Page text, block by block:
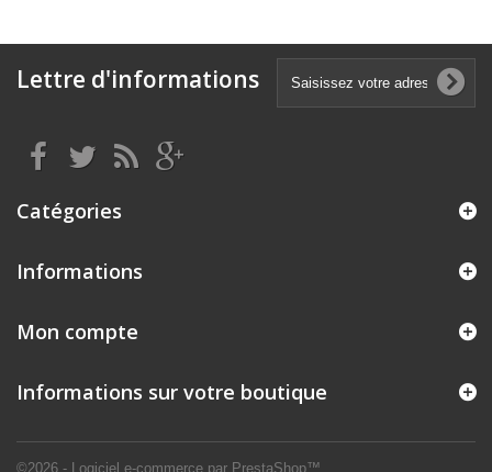
Lettre d'informations
Catégories
Informations
©2026 - Logiciel e-commerce par PrestaShop™
Mon compte
Informations sur votre boutique